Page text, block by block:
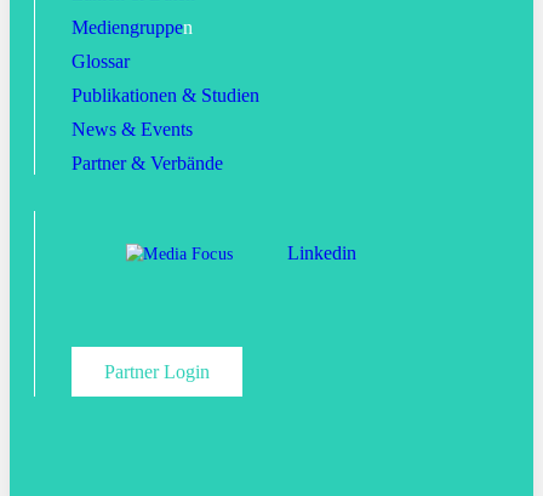
Mediengruppen
Glossar
Publikationen & Studien
News & Events
Partner & Verbände
Linkedin
Partner Login